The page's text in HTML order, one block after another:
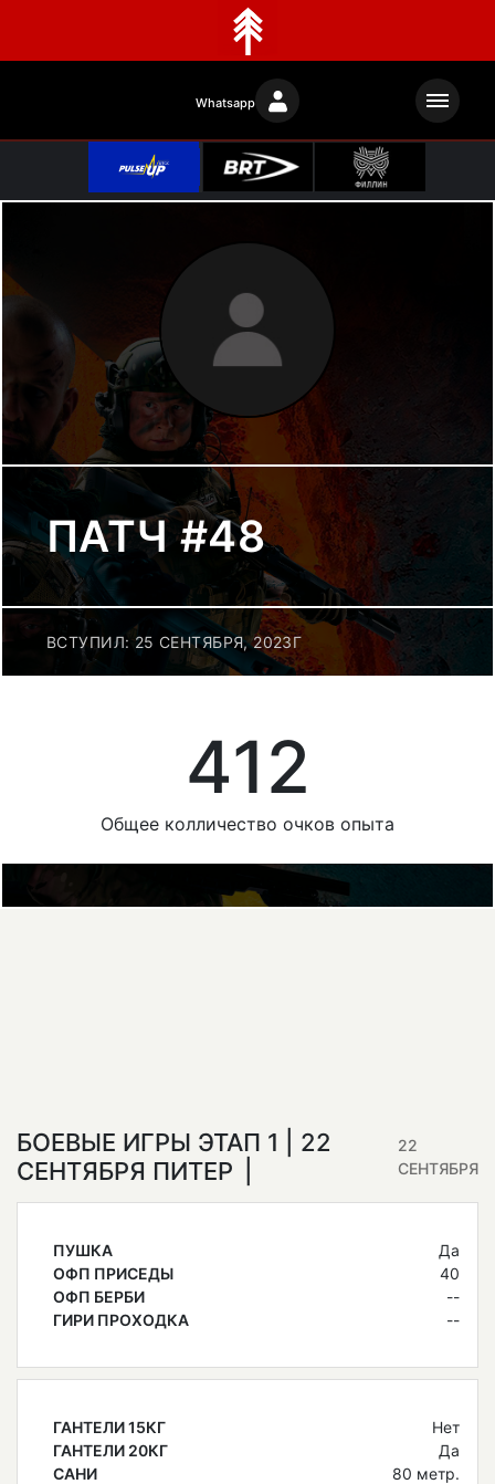
Whatsapp
ПАТЧ #48
ВСТУПИЛ: 25 СЕНТЯБРЯ, 2023Г
412
Общее колличество очков опыта
БОЕВЫЕ ИГРЫ ЭТАП 1 | 22
СЕНТЯБРЯ ПИТЕР
22
СЕНТЯБРЯ
ПУШКА
Да
ОФП ПРИСЕДЫ
40
ОФП БЕРБИ
--
ГИРИ ПРОХОДКА
--
ГАНТЕЛИ 15КГ
Нет
ГАНТЕЛИ 20КГ
Да
САНИ
80 метр.